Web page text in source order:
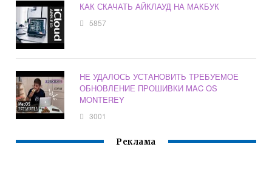
КАК СКАЧАТЬ АЙКЛАУД НА МАКБУК
5857
НЕ УДАЛОСЬ УСТАНОВИТЬ ТРЕБУЕМОЕ
ОБНОВЛЕНИЕ ПРОШИВКИ MAC OS
MONTEREY
3001
Реклама